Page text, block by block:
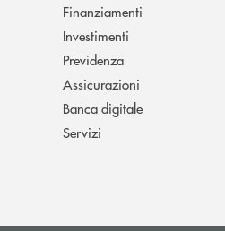
Finanziamenti
Investimenti
Previdenza
Assicurazioni
Banca digitale
Servizi